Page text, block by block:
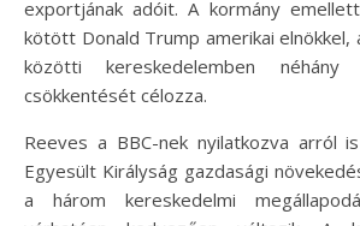
exportjának adóit. A kormány
kötött Donald Trump amerikai elnökkel,
közötti kereskedelemben néhány
csökkentését célozza.
Reeves a BBC-nek nyilatkozva arról
Egyesült Királyság gazdasági
a három kereskedelmi